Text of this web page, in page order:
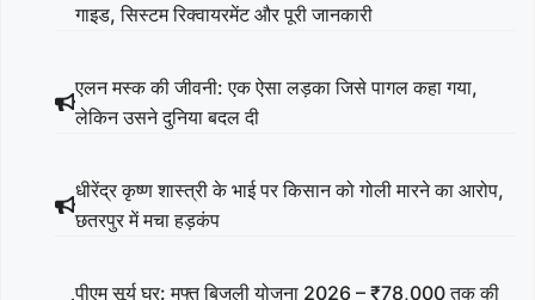
गाइड, सिस्टम रिक्वायरमेंट और पूरी जानकारी
एलन मस्क की जीवनी: एक ऐसा लड़का जिसे पागल कहा गया,
लेकिन उसने दुनिया बदल दी
धीरेंद्र कृष्ण शास्त्री के भाई पर किसान को गोली मारने का आरोप,
छतरपुर में मचा हड़कंप
पीएम सूर्य घर: मुफ्त बिजली योजना 2026 – ₹78,000 तक की